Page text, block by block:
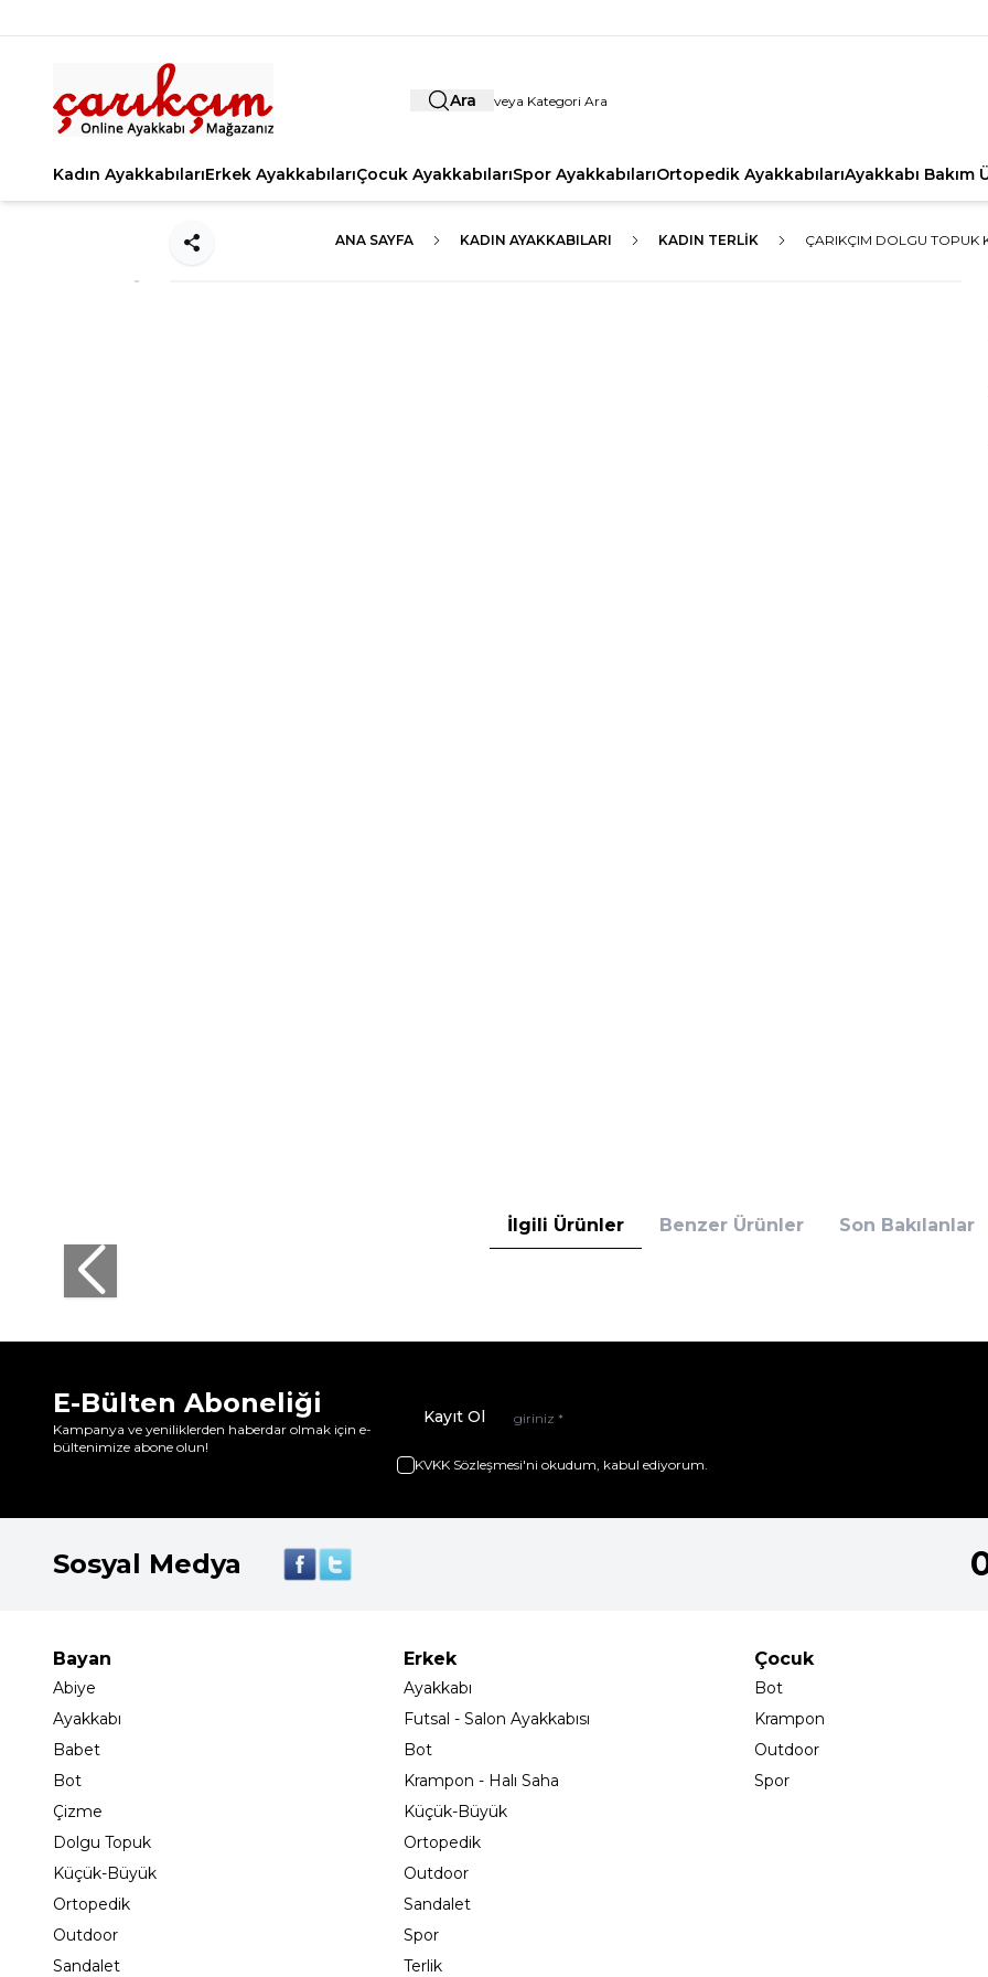
Ara
Kadın AyakkabılarıErkek AyakkabılarıÇocuk AyakkabılarıSpor AyakkabılarıOrtopedik AyakkabılarıAyakkabı Bakım
ANA SAYFA KADIN AYAKKABILARI KADIN TERLIK ÇARIKÇIM DOLGU TOPUK
Paylaş
İlgili Ürünler Benzer Ürünler Son Bakılanlar
E-Bülten Aboneliği
Kampanya ve yeniliklerden haberdar olmak için e-
bültenimize abone olun!
Kayıt Ol
KVKK Sözleşmesi'ni okudum, kabul ediyorum.
Sosyal Medya
Bayan
Abiye
Ayakkabı
Babet
Bot
Çizme
Dolgu Topuk
Küçük-Büyük
Ortopedik
Outdoor
Sandalet
Erkek
Ayakkabı
Futsal - Salon Ayakkabısı
Bot
Krampon - Halı Saha
Küçük-Büyük
Ortopedik
Outdoor
Sandalet
Spor
Terlik
Çocuk
Bot
Krampon
Outdoor
Spor